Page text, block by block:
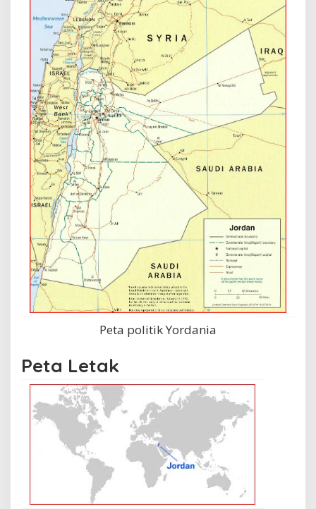
Peta politik Yordania
Peta Letak